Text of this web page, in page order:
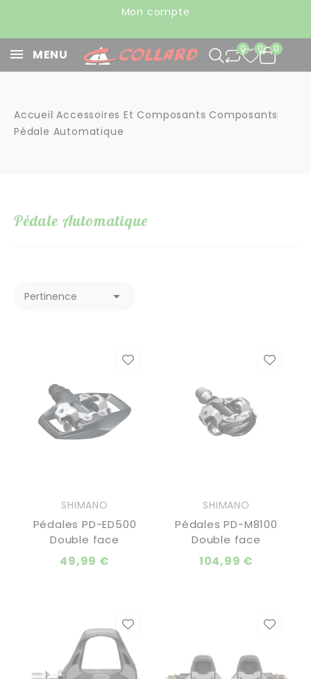
Panneau de gestion des cookies
Mon compte
MENU 0 0 0
Accueil Accessoires Et Composants Composants
Pédale Automatique
Pédale Automatique
Pertinence 
SHIMANO
Pédales PD-ED500
Double face
49,99 €
SHIMANO
Pédales PD-M8100
Double face
104,99 €